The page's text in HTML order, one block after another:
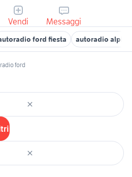
Vendi Messaggi
ford fiesta autoradio alpine
ford